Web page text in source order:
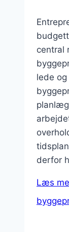
central
lede
derfor
Læs